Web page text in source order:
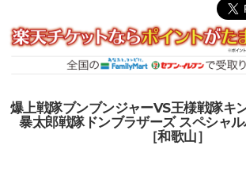
爆上戦隊ブンブンジャーVS王様戦隊キ
暴太郎戦隊ドンブラザーズ スペシャ
［和歌山］